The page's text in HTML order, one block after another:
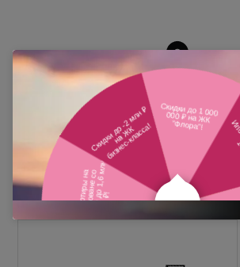
Похожие планировки